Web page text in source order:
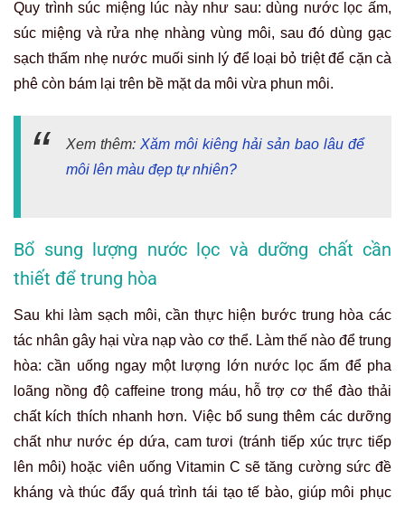
Quy trình súc miệng lúc này như sau: dùng nước lọc ấm,
súc miệng và rửa nhẹ nhàng vùng môi, sau đó dùng gạc
sạch thấm nhẹ nước muối sinh lý để loại bỏ triệt để cặn cà
phê còn bám lại trên bề mặt da môi vừa phun môi.
Xem thêm: Xăm môi kiêng hải sản bao lâu để
môi lên màu đẹp tự nhiên?
Bổ sung lượng nước lọc và dưỡng chất cần
thiết để trung hòa
Sau khi làm sạch môi, cần thực hiện bước trung hòa các
tác nhân gây hại vừa nạp vào cơ thể. Làm thế nào để trung
hòa: cần uống ngay một lượng lớn nước lọc ấm để pha
loãng nồng độ caffeine trong máu, hỗ trợ cơ thể đào thải
chất kích thích nhanh hơn. Việc bổ sung thêm các dưỡng
chất như nước ép dứa, cam tươi (tránh tiếp xúc trực tiếp
lên môi) hoặc viên uống Vitamin C sẽ tăng cường sức đề
kháng và thúc đẩy quá trình tái tạo tế bào, giúp môi phục